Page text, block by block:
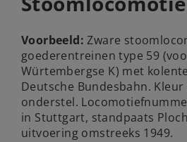
Voorbeeld: Zware
goederentreinen type 59
Würtembergse K) met
Deutsche Bundesbahn.
onderstel.
in Stuttgart, standpaats
uitvoering omstreeks 1949.